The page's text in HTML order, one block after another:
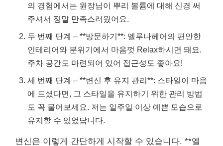
의 경험에서는 원장님이 뿌리 볼륨에 대해 신경 써
주셔서 정말 만족스러웠어요.
두 번째 단계 – **방문하기**: 엘루나헤어의 편안한
인테리어와 분위기에서 마음껏 Relax하시면 돼요.
주차 공간도 마련되어 있어 접근성도 좋아요!
세 번째 단계 – **변신 후 유지 관리**: 스타일이 마음
에 드셨다면, 그 스타일을 유지하기 위한 관리 방법
도 꼭 물어보세요. 저는 일주일 이상 예쁜 모습으로
유지할 수 있었답니다.
변신은 이렇게 간단하게 시작할 수 있습니다. **엘